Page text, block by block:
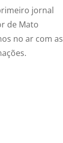
jornal
de Mato
no ar com as